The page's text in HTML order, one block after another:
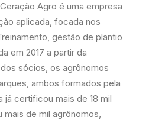
Agro é uma empresa
aplicada, focada nos
gestão de plantio
em 2017 a partir da
sócios, os agrônomos
ambos formados pela
já certificou mais de 18 mil
mais de mil agrônomos,